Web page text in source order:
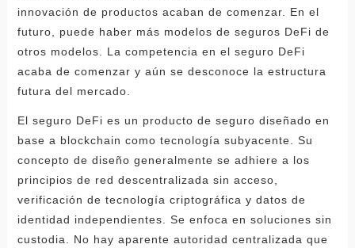
innovación de productos acaban de comenzar. En el
futuro, puede haber más modelos de seguros DeFi de
otros modelos. La competencia en el seguro DeFi
acaba de comenzar y aún se desconoce la estructura
futura del mercado.
El seguro DeFi es un producto de seguro diseñado en
base a blockchain como tecnología subyacente. Su
concepto de diseño generalmente se adhiere a los
principios de red descentralizada sin acceso,
verificación de tecnología criptográfica y datos de
identidad independientes. Se enfoca en soluciones sin
custodia. No hay aparente autoridad centralizada que